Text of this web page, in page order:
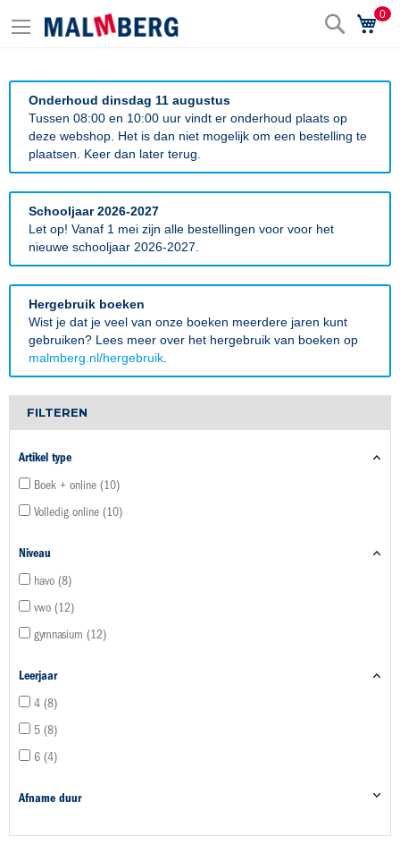
Zoek0
Onderhoud dinsdag 11 augustus
Tussen 08:00 en 10:00 uur vindt er onderhoud plaats op
deze webshop. Het is dan niet mogelijk om een bestelling te
plaatsen. Keer dan later terug.
Schooljaar 2026-2027
Let op! Vanaf 1 mei zijn alle bestellingen voor voor het
nieuwe schooljaar 2026-2027.
Hergebruik boeken
Wist je dat je veel van onze boeken meerdere jaren kunt
gebruiken? Lees meer over het hergebruik van boeken op
malmberg.nl/hergebruik
FILTEREN
Artikel type
Boek + online 10
Volledig online 10
Niveau
havo 8
vwo 12
gymnasium 12
Leerjaar
4 8
5 8
6 4
Afname duur